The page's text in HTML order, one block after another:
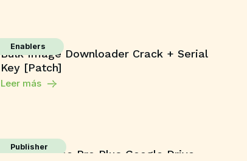
Enablers
Bulk Image Downloader Crack + Serial
Key [Patch]
Leer más
Publisher
MS MS Office Pro Plus Google Drive